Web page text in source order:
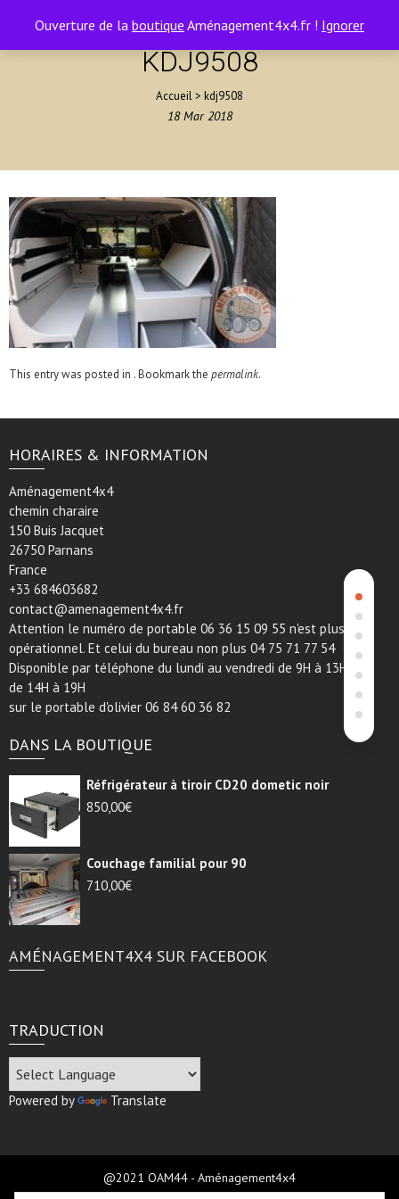
Ouverture de la boutique Aménagement4x4.fr ! Ignorer
KDJ9508
Accueil> kdj9508
18 Mar 2018
This entry was posted in . Bookmark the permalink.
HORAIRES & INFORMATION
Aménagement4x4
chemin charaire
150 Buis Jacquet
26750 Parnans
France
+33 684603682
contact@amenagement4x4.fr
Attention le numéro de portable 06 36 15 09 55 n'est plus
opérationnel. Et celui du bureau non plus 04 75 71 77 54
Disponible par téléphone du lundi au vendredi de 9H à 13H et
de 14H à 19H
sur le portable d'olivier 06 84 60 36 82
DANS LA BOUTIQUE
Réfrigérateur à tiroir CD20 dometic noir
850,00€
Couchage familial pour 90
710,00€
AMÉNAGEMENT4X4 SUR FACEBOOK
TRADUCTION
Powered by Translate
@2021 OAM44 - Aménagement4x4